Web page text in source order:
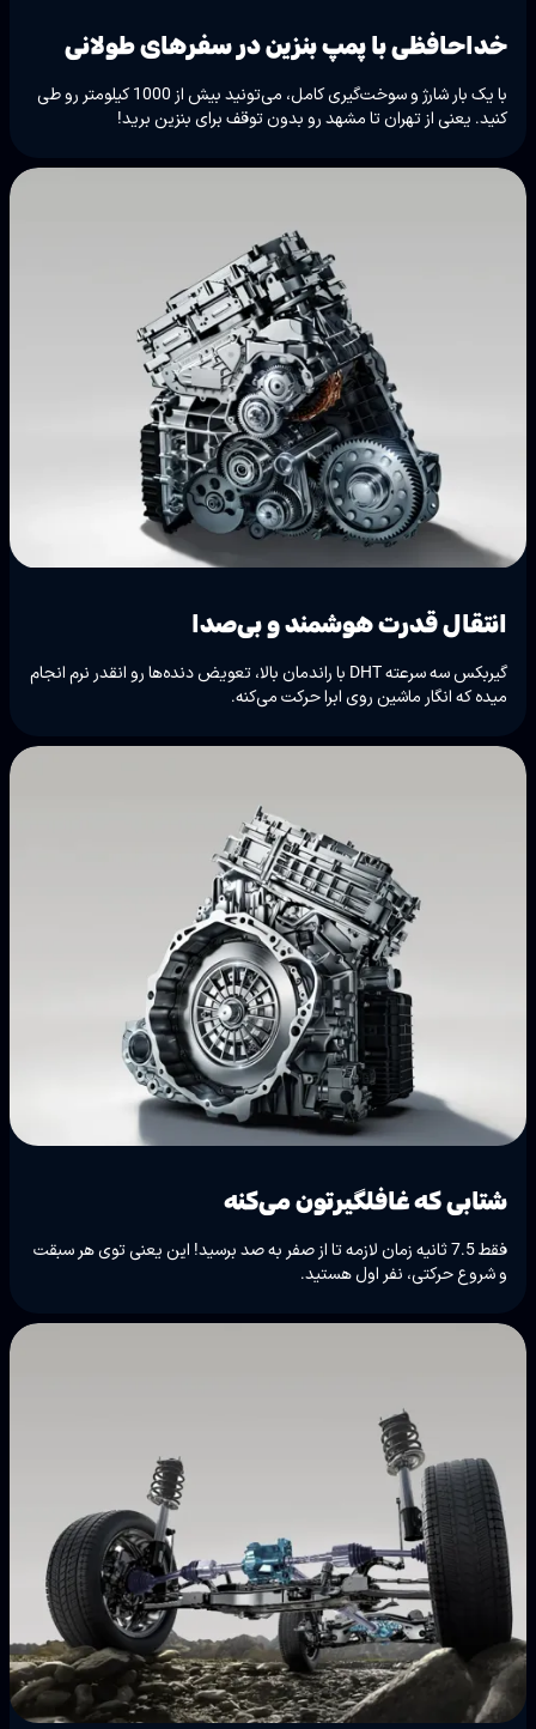
خداحافظی با پمپ بنزین در سفرهای طولانی
با یک بار شارژ و سوخت‌گیری کامل، می‌تونید بیش از 1000 کیلومتر رو طی
کنید. یعنی از تهران تا مشهد رو بدون توقف برای بنزین برید!
انتقال قدرت هوشمند و بی‌صدا
گیربکس سه سرعته DHT با راندمان بالا، تعویض دنده‌ها رو انقدر نرم انجام
میده که انگار ماشین روی ابرا حرکت می‌کنه.
شتابی که غافلگیرتون می‌کنه
فقط 7.5 ثانیه زمان لازمه تا از صفر به صد برسید! این یعنی توی هر سبقت
و شروع حرکتی، نفر اول هستید.